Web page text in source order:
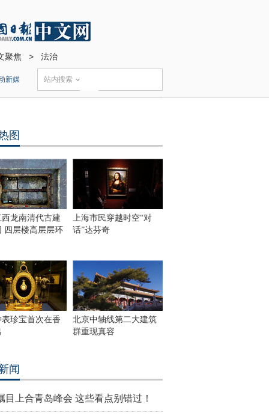
聚焦 > 法治
新媒 站内搜索
图
龙南清代古建
四层楼高层层环
上海市民穿越时空“对
话”达芬奇
珍宝首次在香
北京中轴线第二大建筑
群重现真容
闻
目上合青岛峰会 这些看点别错过！